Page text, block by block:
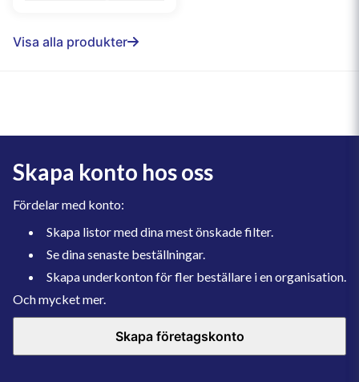
Visa alla produkter
Skapa konto hos oss
Fördelar med konto:
Skapa listor med dina mest önskade filter.
Se dina senaste beställningar.
Skapa underkonton för fler beställare i en organisation.
Och mycket mer.
Skapa företagskonto